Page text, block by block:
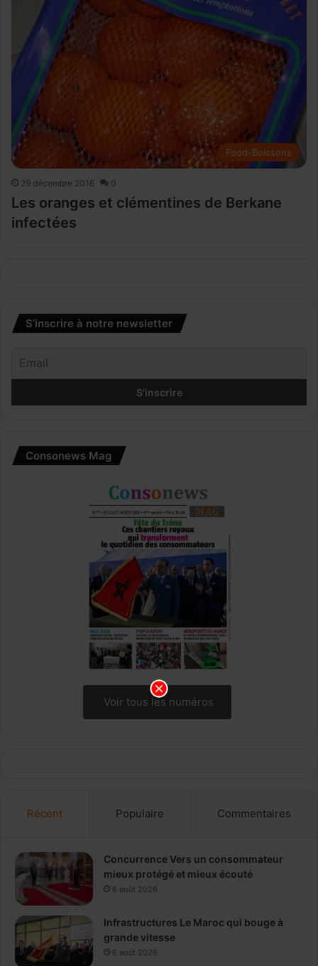
Food-Boissons
29 décembre 2016 0
Les oranges et clémentines de Berkane
infectées
S’inscrire à notre newsletter
Consonews Mag
Voir tous les numéros
Récent Populaire Commentaires
Concurrence Vers un consommateur
mieux protégé et mieux écouté
6 août 2026
Infrastructures Le Maroc qui bouge à
grande vitesse
6 août 2026